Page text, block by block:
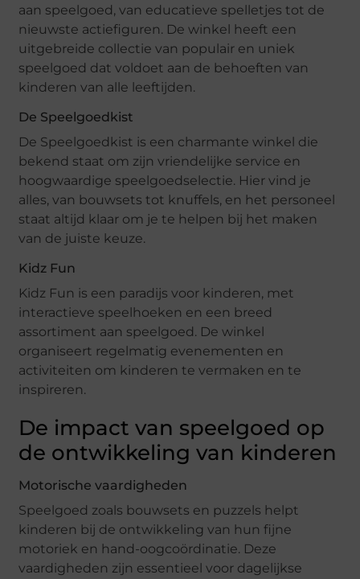
aan speelgoed, van educatieve spelletjes tot de
nieuwste actiefiguren. De winkel heeft een
uitgebreide collectie van populair en uniek
speelgoed dat voldoet aan de behoeften van
kinderen van alle leeftijden.
De Speelgoedkist
De Speelgoedkist is een charmante winkel die
bekend staat om zijn vriendelijke service en
hoogwaardige speelgoedselectie. Hier vind je
alles, van bouwsets tot knuffels, en het personeel
staat altijd klaar om je te helpen bij het maken
van de juiste keuze.
Kidz Fun
Kidz Fun is een paradijs voor kinderen, met
interactieve speelhoeken en een breed
assortiment aan speelgoed. De winkel
organiseert regelmatig evenementen en
activiteiten om kinderen te vermaken en te
inspireren.
De impact van speelgoed op
de ontwikkeling van kinderen
Motorische vaardigheden
Speelgoed zoals bouwsets en puzzels helpt
kinderen bij de ontwikkeling van hun fijne
motoriek en hand-oogcoördinatie. Deze
vaardigheden zijn essentieel voor dagelijkse